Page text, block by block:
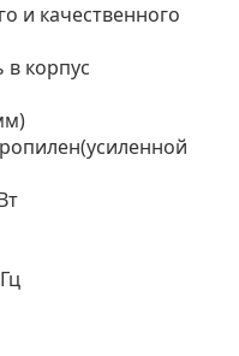
и качественного
в корпус